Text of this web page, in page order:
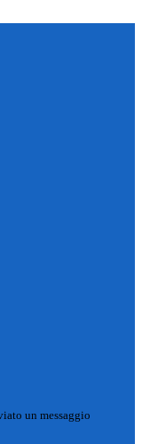
un messaggio